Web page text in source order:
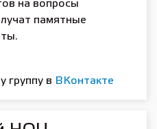
на вопросы
памятные
группу в ВКонтакте